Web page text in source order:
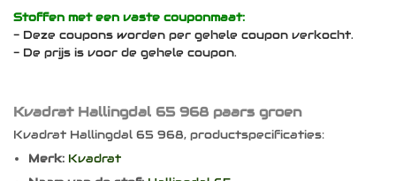
Stoffen met een vaste couponmaat:
- Deze coupons worden per gehele coupon verkocht.
- De prijs is voor de gehele coupon.
Kvadrat Hallingdal 65 968 paars groen
Kvadrat Hallingdal 65 968, productspecificaties:
Merk: Kvadrat